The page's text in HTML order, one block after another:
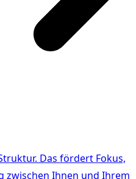
Das fördert Fokus,
zwischen Ihnen und Ihrem